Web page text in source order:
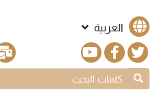
العربية